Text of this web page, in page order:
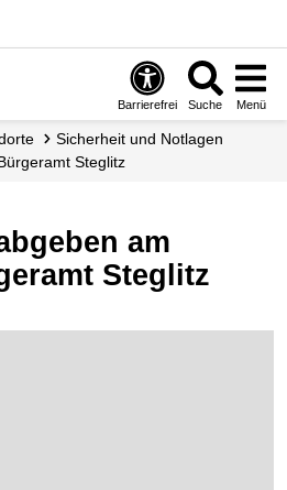
Barrierefrei Suche Menü
Sicherheit und Notlagen
Bürgeramt Steglitz
am
Steglitz